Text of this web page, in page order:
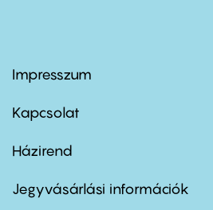
Footer
first
Impresszum
Kapcsolat
Footer
second
Házirend
Jegyvásárlási információk